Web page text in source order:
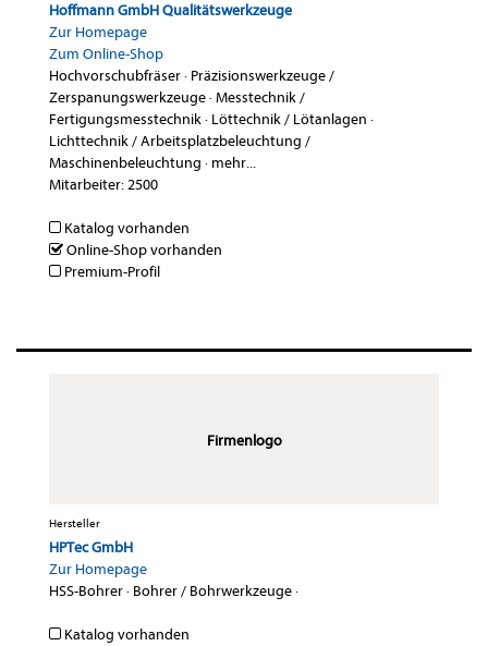
Hoffmann GmbH Qualitätswerkzeuge
Zur Homepage
Zum Online-Shop
Hochvorschubfräser· Präzisionswerkzeuge /
Zerspanungswerkzeuge·Messtechnik /
Fertigungsmesstechnik· Löttechnik / Lötanlagen ·
Lichttechnik / Arbeitsplatzbeleuchtung /
Maschinenbeleuchtung · mehr...
Mitarbeiter: 2500
Katalog vorhanden
Online-Shop vorhanden
Premium-Profil
Firmenlogo
Hersteller
HPTec GmbH
Zur Homepage
HSS-Bohrer· Bohrer / Bohrwerkzeuge·
Katalog vorhanden